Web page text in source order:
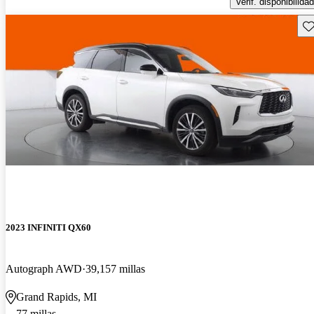
2023 INFINITI QX60
Autograph AWD 39,157 millas
Grand Rapids, MI